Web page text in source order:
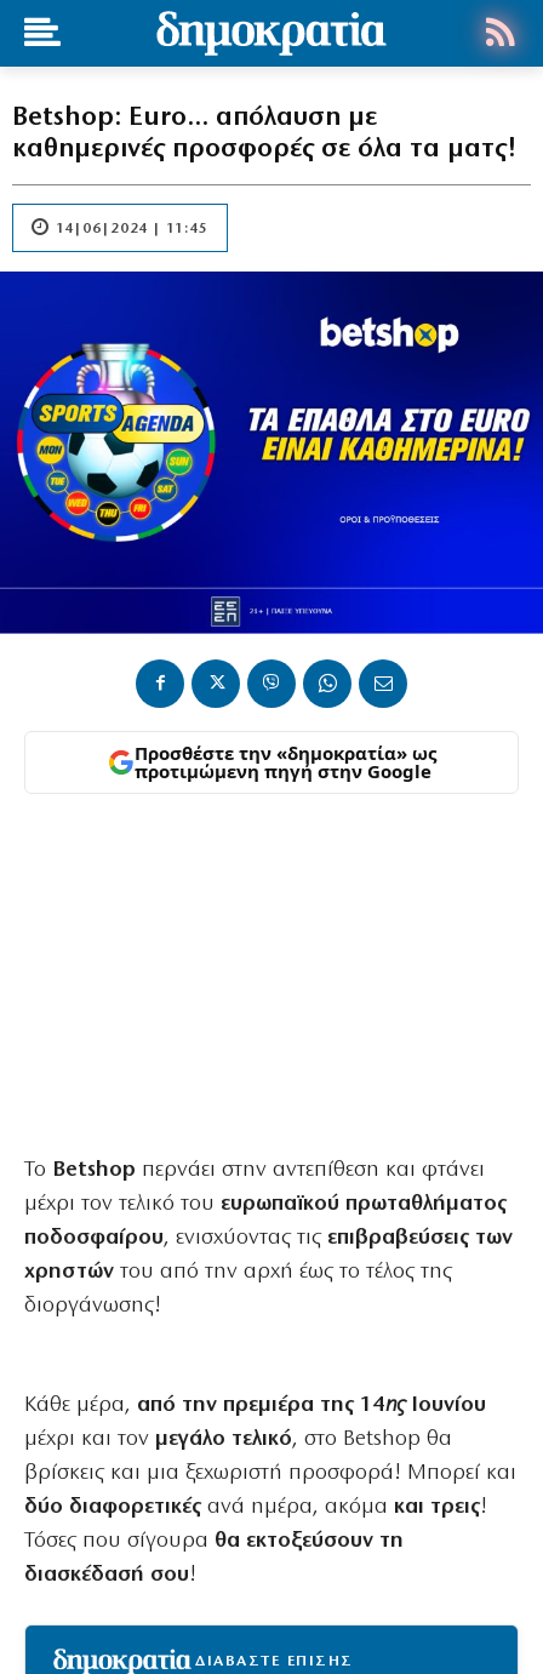
Betshop: Euro… απόλαυση με
καθημερινές προσφορές σε όλα τα ματς!
14|06|2024 | 11:45
Προσθέστε την «δημοκρατία» ως
προτιμώμενη πηγή στην Google
Το Betshop περνάει στην αντεπίθεση και φτάνει
μέχρι τον τελικό του ευρωπαϊκού πρωταθλήματος
ποδοσφαίρου, ενισχύοντας τιςεπιβραβεύσεις των
χρηστών του από την αρχή έως το τέλος της
διοργάνωσης!
Κάθε μέρα, από την πρεμιέρα της 14ηςΙουνίου
μέχρι και τον μεγάλο τελικό, στο Betshop θα
βρίσκεις και μια ξεχωριστή προσφορά! Μπορεί και
δύο διαφορετικές ανά ημέρα, ακόμα και τρεις!
Τόσες που σίγουρα θα εκτοξεύσουν τη
διασκέδασή σου!
ΔΙΑΒΑΣΤΕ ΕΠΙΣΗΣ